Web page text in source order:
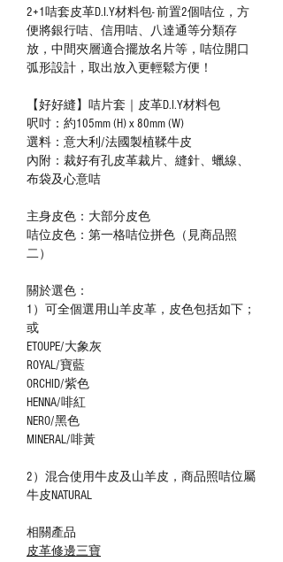
2+1咭套皮革D.I.Y材料包- 前置2個咭位，方
便將銀行咭、信用咭、八達通等分類存
放，中間夾層適合擺放名片等，咭位開口
弧形設計，取出放入更輕鬆方便！
【好好縫】咭片套｜皮革D.I.Y材料包
呎吋：約105mm (H) x 80mm (W)
選料：意大利/法國製植鞣牛皮
內附：裁好有孔皮革裁片、縫針、蠟線、
布袋及心意咭
主身皮色：大部分皮色
咭位皮色：第一格咭位拼色（見商品照
二）
關於選色：
1）可全個選用山羊皮革，皮色包括如下；
或
ETOUPE/大象灰
ROYAL/寶藍
ORCHID/紫色
HENNA/啡紅
NERO/黑色
MINERAL/啡黃
2）混合使用牛皮及山羊皮，商品照咭位屬
牛皮NATURAL
相關產品
皮革修邊三寶